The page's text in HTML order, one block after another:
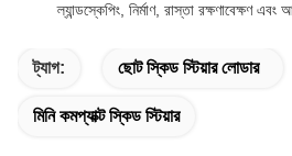
ল্যান্ডস্কেপিং, নির্মাণ, রাস্তা রক্ষণাবেক্ষণ
ট্যাগ: ছোট স্কিড স্টিয়ার লোডার
মিনি কমপ্যাক্ট স্কিড স্টিয়ার